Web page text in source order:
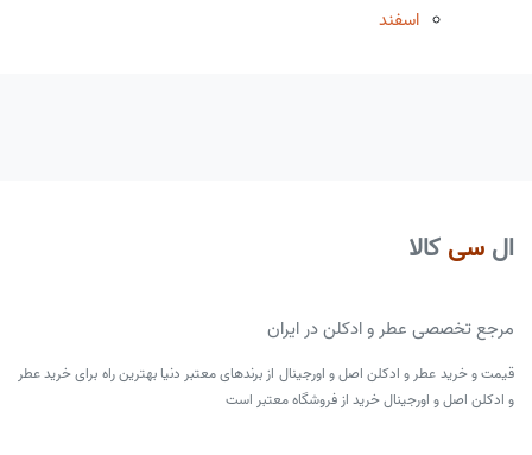
اسفند
ال سی کالا
مرجع تخصصی عطر و ادکلن در ایران
قیمت و خرید عطر و ادکلن اصل و اورجینال از برندهای معتبر دنیا بهترین راه برای خرید عطر
و ادکلن اصل و اورجینال خرید از فروشگاه معتبر است